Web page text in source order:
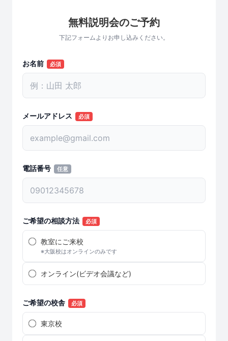
無料説明会のご予約
下記フォームよりお申し込みください。
お名前 必須
メールアドレス 必須
電話番号 任意
ご希望の相談方法 必須
教室にご来校
※大阪校はオンラインのみです
オンライン(ビデオ会議など)
ご希望の校舎 必須
東京校